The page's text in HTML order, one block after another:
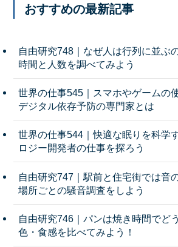
おすすめの最新記事
自由研究748｜なぜ人は行列に並ぶ
時間と人数を調べてみよう
世界の仕事545｜スマホやゲームの
デジタル依存予防の専門家とは
世界の仕事544｜快適な眠りを科学
ロジー開発者の仕事を探ろう
自由研究747｜駅前と住宅街では音
場所ごとの騒音調査をしよう
自由研究746｜パンは焼き時間でど
色・食感を比べてみよう！